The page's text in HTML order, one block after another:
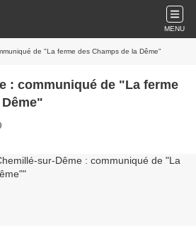
MENU
de "La ferme des Champs de la Dême"
: communiqué de "La ferme